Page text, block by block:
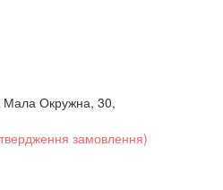
Мала Окружна, 30,
замовлення)